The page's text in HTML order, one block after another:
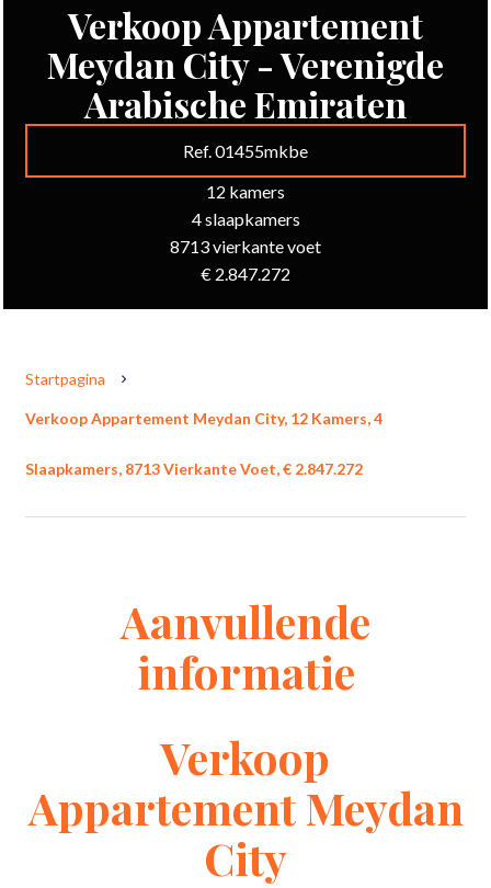
Verkoop Appartement
Meydan City - Verenigde
Arabische Emiraten
Ref. 01455mkbe
12 kamers
4 slaapkamers
8713 vierkante voet
€ 2.847.272
Startpagina
Verkoop Appartement Meydan City, 12 Kamers, 4
Slaapkamers, 8713 Vierkante Voet, € 2.847.272
Aanvullende
informatie
Verkoop
Appartement Meydan
City